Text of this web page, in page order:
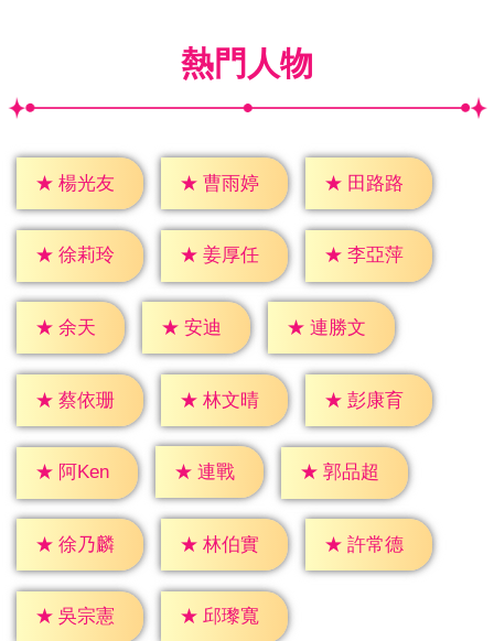
熱門人物
★ 楊光友 ★ 曹雨婷 ★ 田路路
★ 徐莉玲 ★ 姜厚任 ★ 李亞萍
★ 余天 ★ 安迪 ★ 連勝文
★ 蔡依珊 ★ 林文晴 ★ 彭康育
★ 阿Ken ★ 連戰 ★ 郭品超
★ 徐乃麟 ★ 林伯實 ★ 許常德
★ 吳宗憲 ★ 邱瓈寬